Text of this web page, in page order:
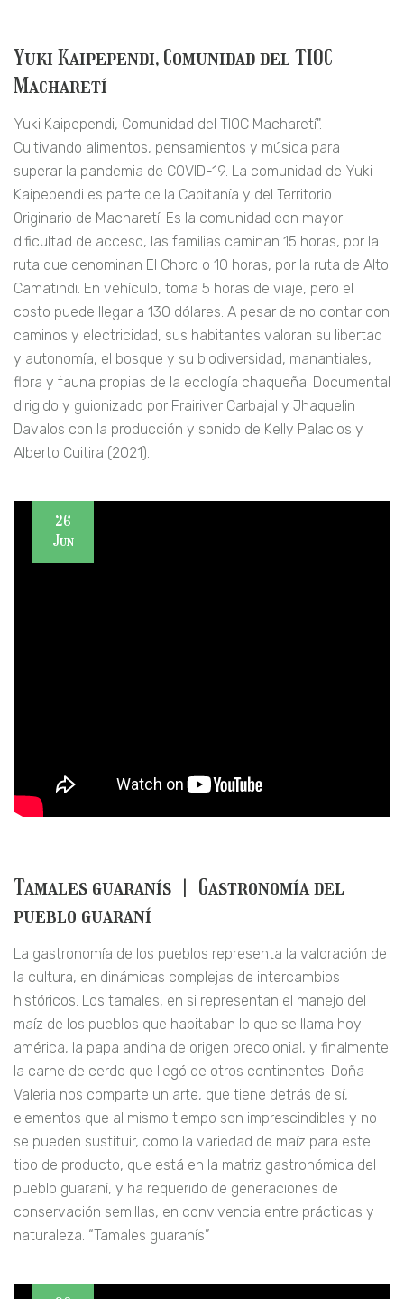
Yuki Kaipependi, Comunidad del TIOC
Macharetí
Yuki Kaipependi, Comunidad del TIOC Macharetí".
Cultivando alimentos, pensamientos y música para
superar la pandemia de COVID-19. La comunidad de Yuki
Kaipependi es parte de la Capitanía y del Territorio
Originario de Macharetí. Es la comunidad con mayor
dificultad de acceso, las familias caminan 15 horas, por la
ruta que denominan El Choro o 10 horas, por la ruta de Alto
Camatindi. En vehículo, toma 5 horas de viaje, pero el
costo puede llegar a 130 dólares. A pesar de no contar con
caminos y electricidad, sus habitantes valoran su libertad
y autonomía, el bosque y su biodiversidad, manantiales,
flora y fauna propias de la ecología chaqueña. Documental
dirigido y guionizado por Frairiver Carbajal y Jhaquelin
Davalos con la producción y sonido de Kelly Palacios y
Alberto Cuitira (2021).
26
Jun
Tamales guaranís | Gastronomía del
pueblo guaraní
La gastronomía de los pueblos representa la valoración de
la cultura, en dinámicas complejas de intercambios
históricos. Los tamales, en si representan el manejo del
maíz de los pueblos que habitaban lo que se llama hoy
américa, la papa andina de origen precolonial, y finalmente
la carne de cerdo que llegó de otros continentes. Doña
Valeria nos comparte un arte, que tiene detrás de sí,
elementos que al mismo tiempo son imprescindibles y no
se pueden sustituir, como la variedad de maíz para este
tipo de producto, que está en la matriz gastronómica del
pueblo guaraní, y ha requerido de generaciones de
conservación semillas, en convivencia entre prácticas y
naturaleza. “Tamales guaranís”